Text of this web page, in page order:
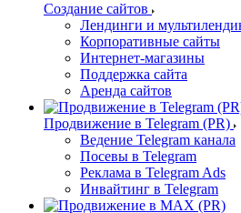
Создание сайтов
Лендинги и
Корпоративные сайты
Интернет-магазины
Поддержка сайта
Аренда сайтов
Продвижение в Telegram (PR)
Ведение Telegram канала
Посевы в Telegram
Реклама в Telegram Ads
Инвайтинг в Telegram